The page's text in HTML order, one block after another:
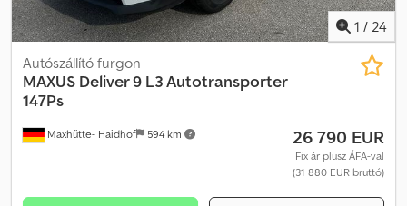
1 / 24
Maxhütte- Haidhof 594 km
Autószállító furgon
MAXUS Deliver 9 L3 Autotransporter
147Ps
26 790 EUR
Fix ár plusz ÁFA-val
(31 880 EUR bruttó)